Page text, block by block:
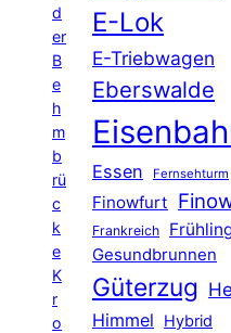
d
er
B
e
h
m
b
rü
c
k
e
K
r
o
E-Lok
E-Triebwagen
Eberswalde
Essen Fernsehturm
Finowfurt
Frankreich
Gesundbrunnen
Güterzug
Himmel
Hybrid